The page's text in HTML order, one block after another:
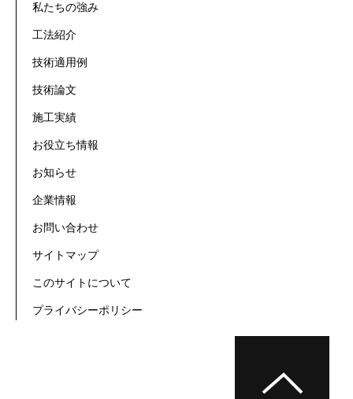
私たちの強み
工法紹介
技術適用例
技術論文
施工実績
お役立ち情報
お知らせ
企業情報
お問い合わせ
サイトマップ
このサイトについて
プライバシーポリシー